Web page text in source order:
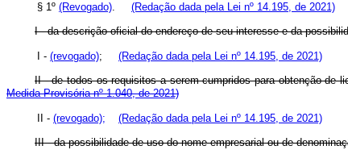
§ 1º (Revogado). (Redação dada pela Lei nº 14.195, de 2021)
I - da descrição oficial do endereço de seu interesse e da
I - (revogado); (Redação dada pela Lei nº 14.195, de 2021)
II - de todos os requisitos a serem cumpridos para obtenção de
Medida Provisória nº 1.040, de 2021)
II - (revogado);
(Redação dada pela Lei nº 14.195, de 2021)
III - da possibilidade de uso do nome empresarial ou de